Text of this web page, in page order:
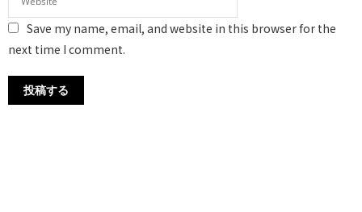
Save my name, email, and website in this browser for the
next time I comment.